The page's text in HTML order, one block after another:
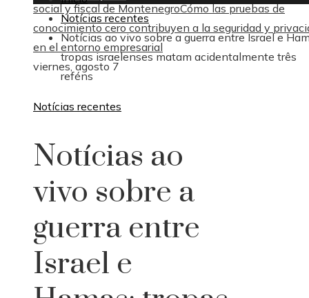
social y fiscal de MontenegroCómo las pruebas de
conocimiento cero contribuyen a la seguridad y
en el entorno empresarial
viernes, agosto 7
Notícias recentes
Notícias ao vivo sobre a guerra entre Israel e
tropas israelenses matam acidentalmente três
reféns
Notícias recentes
Notícias ao
vivo sobre a
guerra entre
Israel e